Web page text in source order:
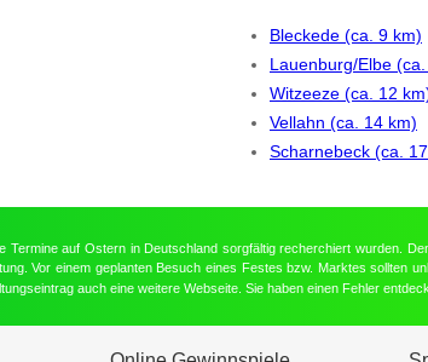
Bleckede (ca. 9 km)
Lauenburg/Elbe
Witzeeze (ca. 12
Vellahn (ca. 14 km)
Scharnebeck (ca.
Termine auf Ostern in Deutschland sorgfältig recherchiert wurden.
Vor einem geplanten Besuch eines Festes bzw. Marktes sollten
auch eine weitere Webseite. Sie haben einen Fehler